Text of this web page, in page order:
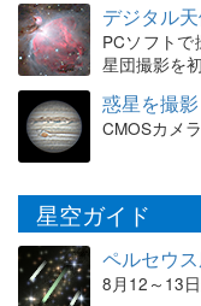
デジタル
PCソフトで
星団撮影を
惑星を撮
CMOSカメ
星空ガイド
ペルセウ
8月12～13